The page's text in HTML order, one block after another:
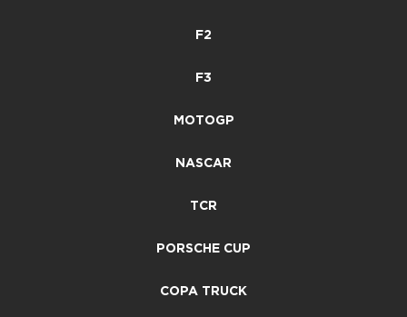
F2
F3
MOTOGP
NASCAR
TCR
PORSCHE CUP
COPA TRUCK